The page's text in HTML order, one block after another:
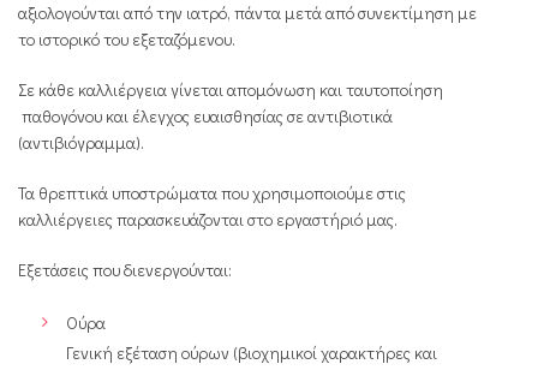
αξιολογούνται από την ιατρό, πάντα μετά από συνεκτίμηση με
το ιστορικό του εξεταζόμενου.
Σε κάθε καλλιέργεια γίνεται απομόνωση και ταυτοποίηση
παθογόνου και έλεγχος ευαισθησίας σε αντιβιοτικά
(αντιβιόγραμμα).
Τα θρεπτικά υποστρώματα που χρησιμοποιούμε στις
καλλιέργειες παρασκευάζονται στο εργαστήριό μας.
Εξετάσεις που διενεργούνται:
Ούρα
Γενική εξέταση ούρων (βιοχημικοί χαρακτήρες και